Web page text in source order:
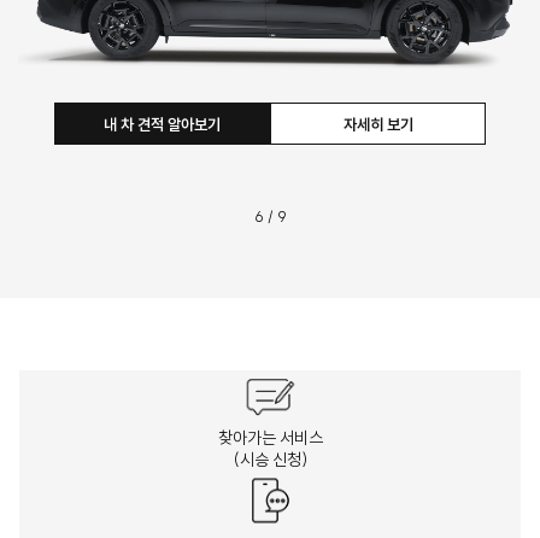
자세히 보기
내 차 견적 알아보기
6 / 9
찾아가는 서비스
(시승 신청)